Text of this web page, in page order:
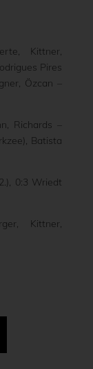
Kittner,
Pires
Özcan –
Richards –
Batista
0:3 Wriedt
Kittner,